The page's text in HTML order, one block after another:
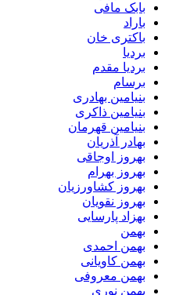
بابک مافی
باراد
باکتری خان
بردیا
بردیا مقدم
برسام
بنیامین بهادری
بنیامین ذاکری
بنیامین قهرمان
بهادر آذریان
بهروز اوجاقی
بهروز بهرام
بهروز کشاورزیان
بهروز نقویان
بهزاد پارسایی
بهمن
بهمن احمدی
بهمن کاویانی
بهمن معروفی
بهمن نوری